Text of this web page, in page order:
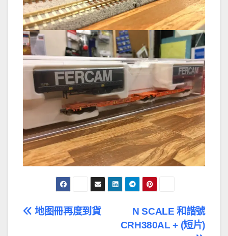
文
N SCALE 和諧號
CRH380AL + (短片)
地图冊再度到貨